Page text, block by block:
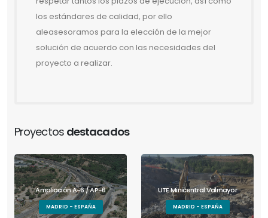
los estándares de calidad, por ello
aleasesoramos para la elección de la mejor
solución de acuerdo con las necesidades del
proyecto a realizar.
Proyectos destacados
Ampliación A-6 / AP-6
MADRID - ESPAÑA
UTE Minicentral Valmayor
MADRID - ESPAÑA